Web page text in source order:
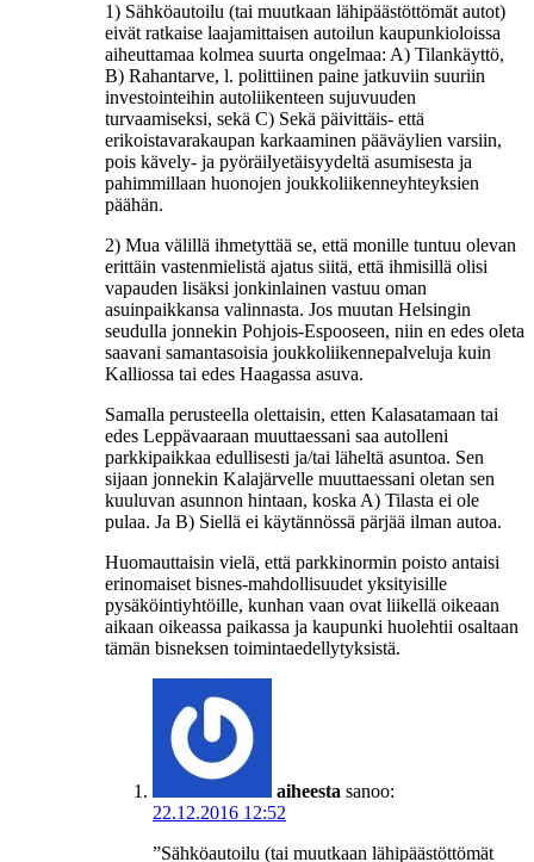
1) Sähköautoilu (tai muutkaan lähipäästöttömät autot)
eivät ratkaise laajamittaisen autoilun kaupunkioloissa
aiheuttamaa kolmea suurta ongelmaa: A) Tilankäyttö,
B) Rahantarve, l. polittiinen paine jatkuviin suuriin
investointeihin autoliikenteen sujuvuuden
turvaamiseksi, sekä C) Sekä päivittäis- että
erikoistavarakaupan karkaaminen pääväylien varsiin,
pois kävely- ja pyöräilyetäisyydeltä asumisesta ja
pahimmillaan huonojen joukkoliikenneyhteyksien
päähän.
2) Mua välillä ihmetyttää se, että monille tuntuu olevan
erittäin vastenmielistä ajatus siitä, että ihmisillä olisi
vapauden lisäksi jonkinlainen vastuu oman
asuinpaikkansa valinnasta. Jos muutan Helsingin
seudulla jonnekin Pohjois-Espooseen, niin en edes oleta
saavani samantasoisia joukkoliikennepalveluja kuin
Kalliossa tai edes Haagassa asuva.
Samalla perusteella olettaisin, etten Kalasatamaan tai
edes Leppävaaraan muuttaessani saa autolleni
parkkipaikkaa edullisesti ja/tai läheltä asuntoa. Sen
sijaan jonnekin Kalajärvelle muuttaessani oletan sen
kuuluvan asunnon hintaan, koska A) Tilasta ei ole
pulaa. Ja B) Siellä ei käytännössä pärjää ilman autoa.
Huomauttaisin vielä, että parkkinormin poisto antaisi
erinomaiset bisnes-mahdollisuudet yksityisille
pysäköintiyhtöille, kunhan vaan ovat liikellä oikeaan
aikaan oikeassa paikassa ja kaupunki huolehtii osaltaan
tämän bisneksen toimintaedellytyksistä.
aiheesta sanoo:
22.12.2016 12:52
”Sähköautoilu (tai muutkaan lähipäästöttömät